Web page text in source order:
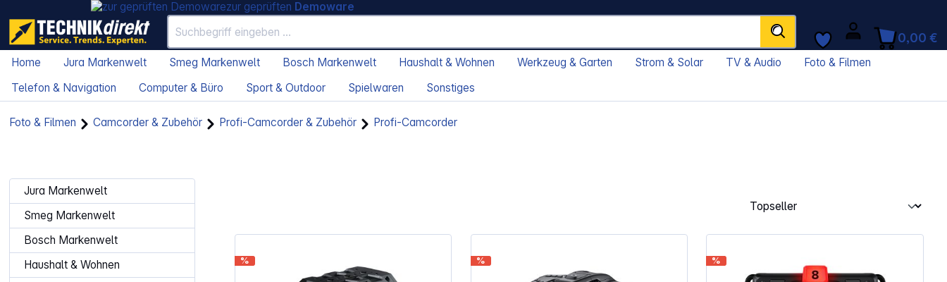
zur geprüften Demoware
0,00 €
Home Jura Markenwelt Smeg Markenwelt Bosch Markenwelt Haushalt & Wohnen Werkzeug & Garten Strom & Solar TV & Audio
Foto & Filmen
Telefon & Navigation
Computer & Büro Sport & Outdoor Spielwaren Sonstiges
Foto & Filmen Camcorder & Zubehör Profi-Camcorder & Zubehör Profi-Camcorder
Jura Markenwelt
Smeg Markenwelt
Bosch Markenwelt
Haushalt & Wohnen
% % %